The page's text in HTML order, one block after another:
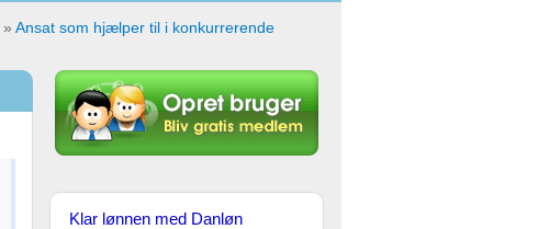
» Ansat som hjælper til i konkurrerende
Klar lønnen med Danløn